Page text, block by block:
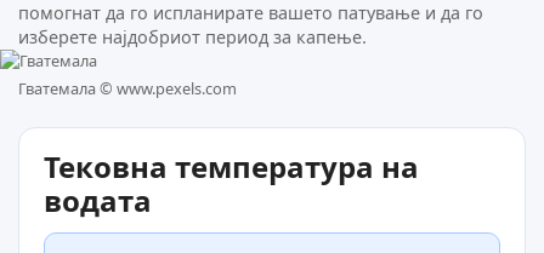
помогнат да го испланирате вашето патување и да го
изберете најдобриот период за капење.
Гватемала © www.pexels.com
Тековна температура на
водата